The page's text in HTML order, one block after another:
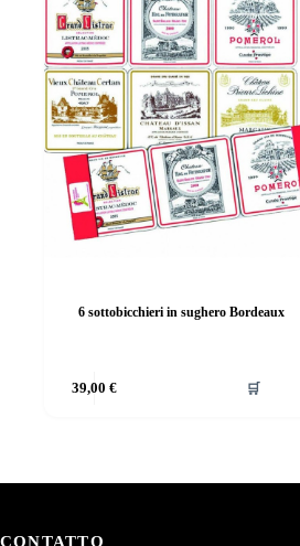
6 sottobicchieri in sughero Bordeaux
39,00 € 🛒
CONTATTO